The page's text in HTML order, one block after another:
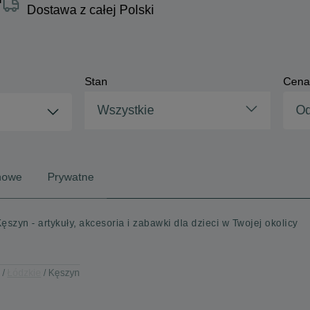
Dostawa z całej Polski
Stan
Wszystkie
Cena
Prywatne
- artykuły, akcesoria i zabawki dla dzieci w Twojej okolicy
Kęszyn